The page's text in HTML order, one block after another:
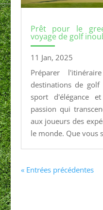
Prêt pour le
voyage de golf
11 Jan, 2025
Préparer
destinations de golf
sport d'élégance
passion qui
aux joueurs des
le monde. Que vous
« Entrées précédentes